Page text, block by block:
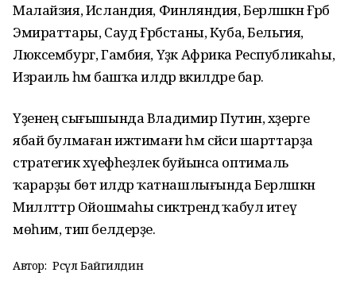
Малайзия, Исландия, Финляндия, Берләшкән Ғәрәб
Эмираттары, Сауд Ғәрәбстаны, Куба, Бельгия,
Люксембург, Гамбия, Үҙәк Африка Республикаһы,
Израиль һәм башҡа илдәр вәкилдәре бар.
Үҙенең сығышында Владимир Путин, хәҙерге
ябай булмаған ижтимағи һәм сәйәси шарттарҙа
стратегик хәүефһеҙлек буйынса оптималь
ҡарарҙы бөтә илдәр ҡатнашлығында Берләшкән
Милләттәр Ойошмаһы сиктәрендә ҡабул итеү
мөһим, тип белдерҙе.
Автор: Рәсүл Байгилдин